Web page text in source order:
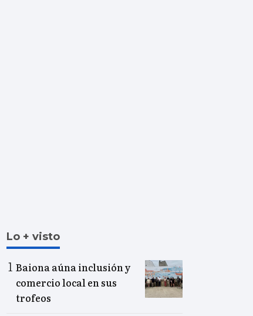
Lo + visto
Baiona aúna inclusión y
comercio local en sus
trofeos